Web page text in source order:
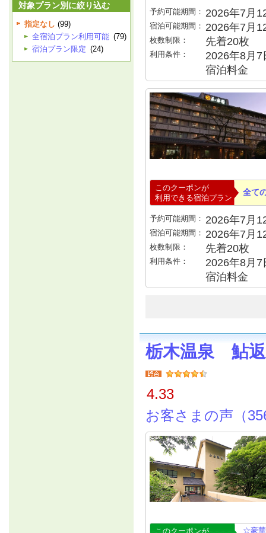
対象プラン別に絞り込む
指定なし (99)
全宿泊プラン利用可能 (79)
宿泊プラン限定 (24)
予約可能期間： 2026年7月
宿泊可能期間： 2026年7月
枚数制限： 先着20枚
利用条件：
2026年8月
宿泊料金
このクーポンが
利用できる宿泊プラン
全て
予約可能期間： 2026年7月
宿泊可能期間： 2026年7月
枚数制限： 先着20枚
利用条件：
2026年8月
宿泊料金
栃木温泉 鮎
4.33
お客さまの声（
このクーポンが
☆豪